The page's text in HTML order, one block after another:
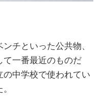
チといった公共物、
て一番最近のものだ
の中学校で使われてい